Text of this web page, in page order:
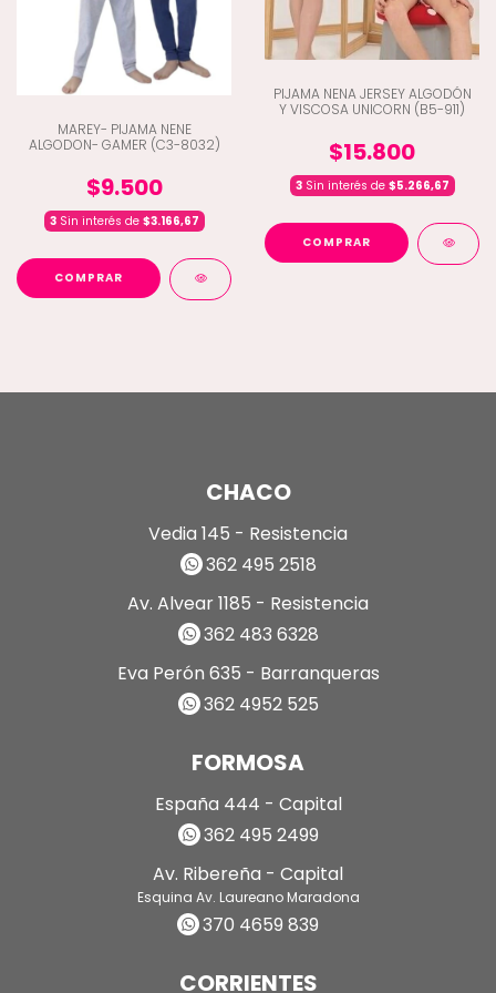
MAREY- PIJAMA NENE
ALGODON- GAMER (C3-8032)
$9.500
3Sin interés de $3.166,67
COMPRAR
PIJAMA NENA JERSEY ALGODÓN
Y VISCOSA UNICORN (B5-911)
$15.800
3Sin interés de $5.266,67
COMPRAR
CHACO
Vedia 145 - Resistencia
362 495 2518
Av. Alvear 1185 - Resistencia
362 483 6328
Eva Perón 635 - Barranqueras
362 4952 525
FORMOSA
España 444 - Capital
362 495 2499
Av. Ribereña - Capital
Esquina Av. Laureano Maradona
370 4659 839
CORRIENTES